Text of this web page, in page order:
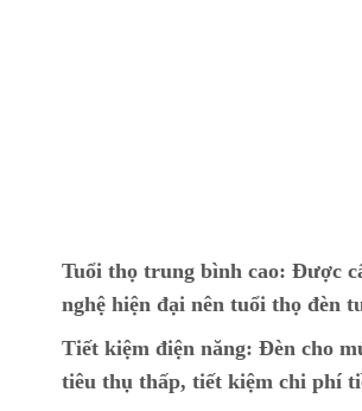
Tuổi thọ trung bình cao: Được
nghệ hiện đại nên tuổi thọ đèn
Tiết kiệm điện năng: Đèn cho
tiêu thụ thấp, tiết kiệm chi phí